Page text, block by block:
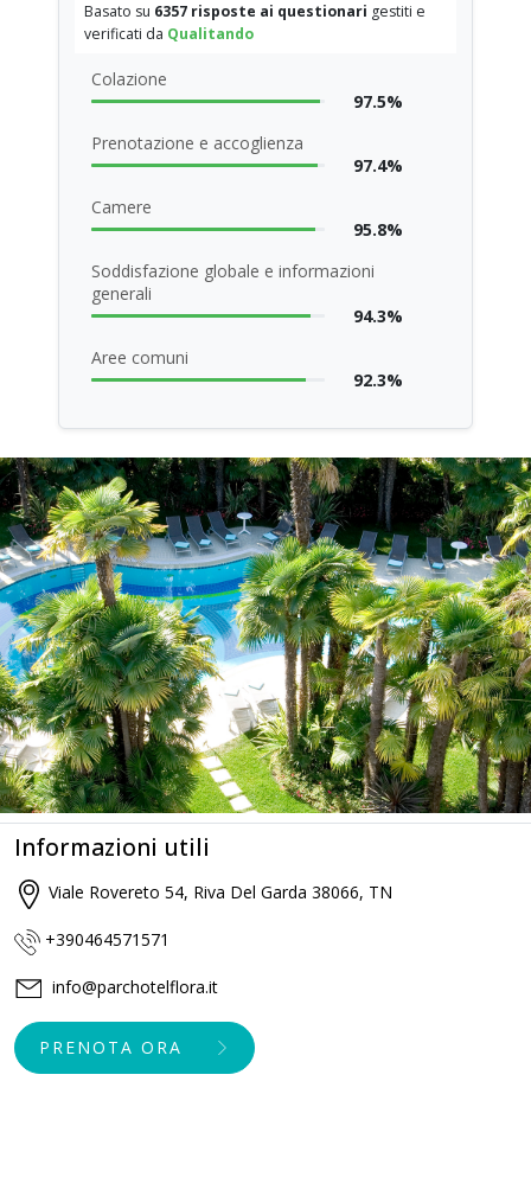
Basato su 6357 risposte ai questionari gestiti e
verificati da Qualitando
Colazione
97.5%
Prenotazione e accoglienza
97.4%
Camere
95.8%
Soddisfazione globale e informazioni
generali
94.3%
Aree comuni
92.3%
Informazioni utili
Viale Rovereto 54, Riva Del Garda 38066, TN
+390464571571
info@parchotelflora.it
PRENOTA ORA